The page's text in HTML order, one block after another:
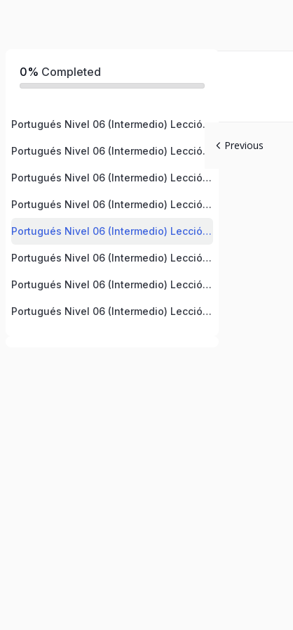
0% Completed
Portugués Nivel 06 (Intermedio) Lección 1
Portugués Nivel 06 (Intermedio) Lección 2
Portugués Nivel 06 (Intermedio) Lección 3
Portugués Nivel 06 (Intermedio) Lección 4
Portugués Nivel 06 (Intermedio) Lección 5
Portugués Nivel 06 (Intermedio) Lección 6
Portugués Nivel 06 (Intermedio) Lección 7
Portugués Nivel 06 (Intermedio) Lección 8
Previous